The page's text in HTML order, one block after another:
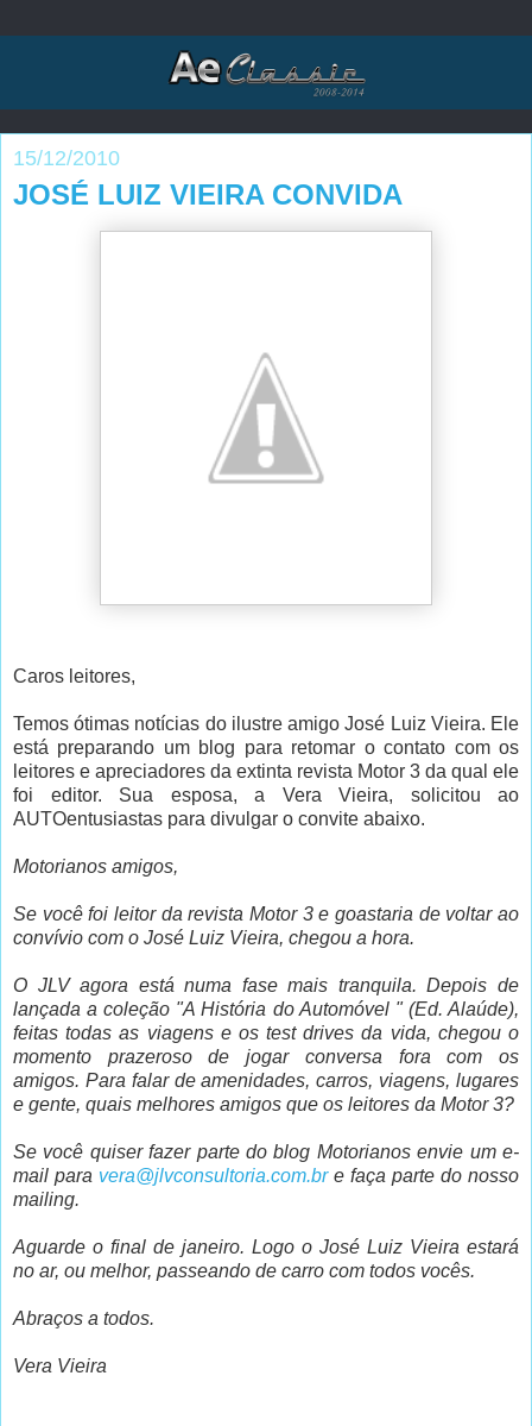
15/12/2010
JOSÉ LUIZ VIEIRA CONVIDA
Caros leitores,
Temos ótimas notícias do ilustre amigo José Luiz Vieira. Ele
está preparando um blog para retomar o contato com os
leitores e apreciadores da extinta revista Motor 3 da qual ele
foi editor. Sua esposa, a Vera Vieira, solicitou ao
AUTOentusiastas para divulgar o convite abaixo.
Motorianos amigos,
Se você foi leitor da revista Motor 3 e goastaria de voltar ao
convívio com o José Luiz Vieira, chegou a hora.
O JLV agora está numa fase mais tranquila. Depois de
lançada a coleção "A História do Automóvel " (Ed. Alaúde),
feitas todas as viagens e os test drives da vida, chegou o
momento prazeroso de jogar conversa fora com os
amigos. Para falar de amenidades, carros, viagens, lugares
e gente, quais melhores amigos que os leitores da Motor 3?
Se você quiser fazer parte do blog Motorianos envie um e-
mail para vera@jlvconsultoria.com.bre faça parte do nosso
mailing.
Aguarde o final de janeiro. Logo o José Luiz Vieira estará
no ar, ou melhor, passeando de carro com todos vocês.
Abraços a todos.
Vera Vieira